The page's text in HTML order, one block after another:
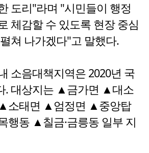
도리"라며 "시민들이 행정
체감할 수 있도록 현장 중심
쳐 나가겠다"고 말했다.
소음대책지역은 2020년 국
. 대상지는 ▲금가면 ▲대소
소태면 ▲엄정면 ▲중앙탑
동 ▲칠금·금릉동 일부 지